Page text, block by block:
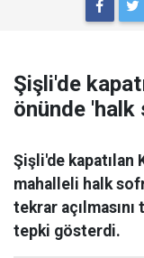
Şişli'de
önünde 'halk
Şişli'de kapatılan
mahalleli halk
tekrar
tepki gösterdi.